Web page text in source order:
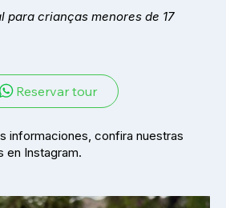
para crianças menores de 17
Reservar tour
informaciones, confira nuestras
en Instagram.